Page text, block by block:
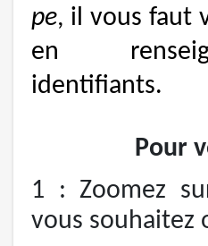
pe, il vous faut
en
identifiants.
Pour
1 : Zoomez
vous souhaitez